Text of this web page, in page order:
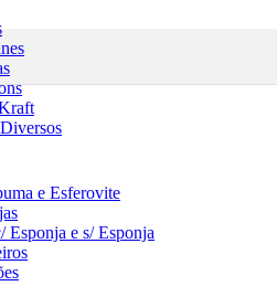
e Esferovite
Esponja e s/ Esponja